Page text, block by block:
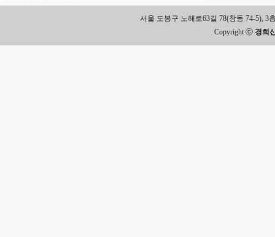
서울 도봉구 노해로63길 78(창동 74-5), 3
Copyright ⓒ 경희